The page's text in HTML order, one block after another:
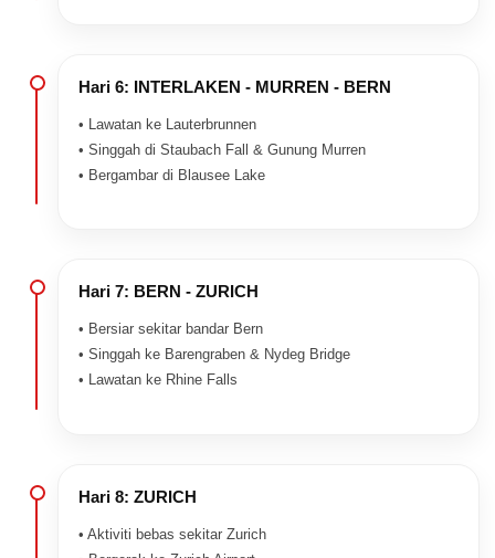
Hari 6: INTERLAKEN - MURREN - BERN
• Lawatan ke Lauterbrunnen
• Singgah di Staubach Fall & Gunung Murren
• Bergambar di Blausee Lake
Hari 7: BERN - ZURICH
• Bersiar sekitar bandar Bern
• Singgah ke Barengraben & Nydeg Bridge
• Lawatan ke Rhine Falls
Hari 8: ZURICH
• Aktiviti bebas sekitar Zurich